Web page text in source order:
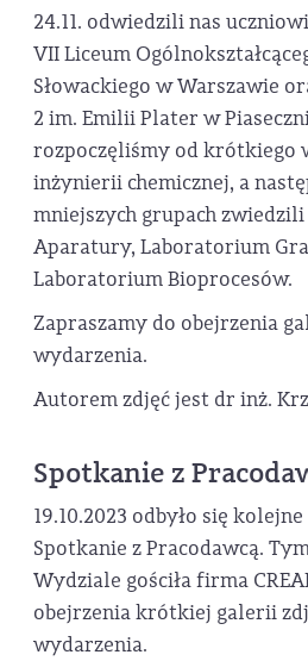
24.11. odwiedzili nas
VII Liceum
Słowackiego w Warszawie
2 im. Emilii Plater w
rozpoczęliśmy od krótkiego
inżynierii chemicznej, a
mniejszych grupach
Aparatury, Laboratorium
Laboratorium Bioprocesów.
Zapraszamy do obejrzenia
wydarzenia.
Autorem zdjęć jest dr inż.
Spotkanie z
19.10.2023 odbyło się
Spotkanie z Pracodawcą.
Wydziale gościła firma
obejrzenia krótkiej galerii
wydarzenia.